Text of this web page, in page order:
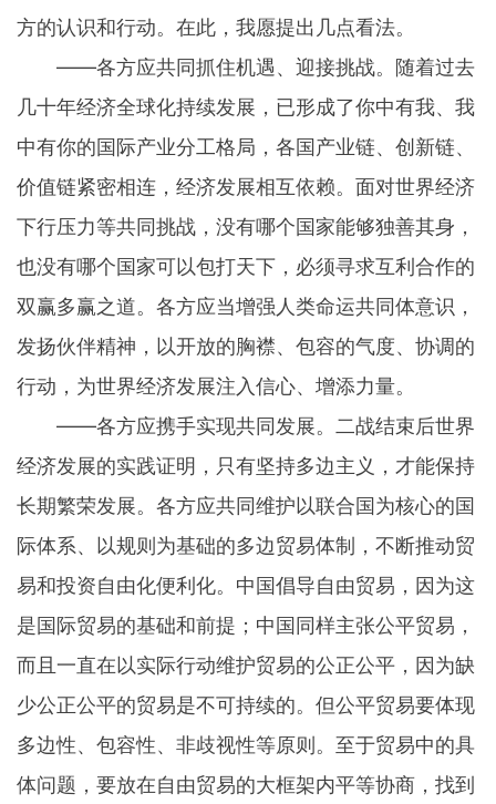
方的认识和行动。在此，我愿提出几点看法。
——各方应共同抓住机遇、迎接挑战。随着过去
几十年经济全球化持续发展，已形成了你中有我、我
中有你的国际产业分工格局，各国产业链、创新链、
价值链紧密相连，经济发展相互依赖。面对世界经济
下行压力等共同挑战，没有哪个国家能够独善其身，
也没有哪个国家可以包打天下，必须寻求互利合作的
双赢多赢之道。各方应当增强人类命运共同体意识，
发扬伙伴精神，以开放的胸襟、包容的气度、协调的
行动，为世界经济发展注入信心、增添力量。
——各方应携手实现共同发展。二战结束后世界
经济发展的实践证明，只有坚持多边主义，才能保持
长期繁荣发展。各方应共同维护以联合国为核心的国
际体系、以规则为基础的多边贸易体制，不断推动贸
易和投资自由化便利化。中国倡导自由贸易，因为这
是国际贸易的基础和前提；中国同样主张公平贸易，
而且一直在以实际行动维护贸易的公正公平，因为缺
少公正公平的贸易是不可持续的。但公平贸易要体现
多边性、包容性、非歧视性等原则。至于贸易中的具
体问题，要放在自由贸易的大框架内平等协商，找到